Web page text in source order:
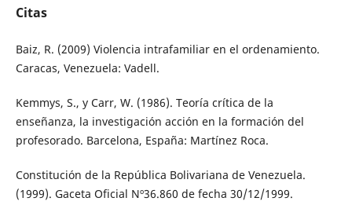
Citas
Baiz, R. (2009) Violencia intrafamiliar en el ordenamiento.
Caracas, Venezuela: Vadell.
Kemmys, S., y Carr, W. (1986). Teoría crítica de la
enseñanza, la investigación acción en la formación del
profesorado. Barcelona, España: Martínez Roca.
Constitución de la República Bolivariana de Venezuela.
(1999). Gaceta Oficial Nº36.860 de fecha 30/12/1999.